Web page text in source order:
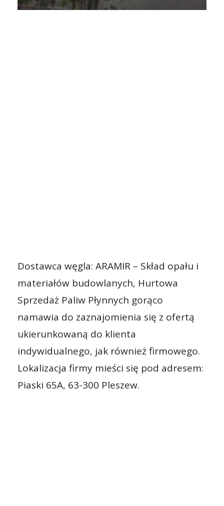
Dostawca węgla: ARAMIR – Skład opału i
materiałów budowlanych, Hurtowa
Sprzedaż Paliw Płynnych gorąco
namawia do zaznajomienia się z ofertą
ukierunkowaną do klienta
indywidualnego, jak również firmowego.
Lokalizacja firmy mieści się pod adresem:
Piaski 65A, 63-300 Pleszew.